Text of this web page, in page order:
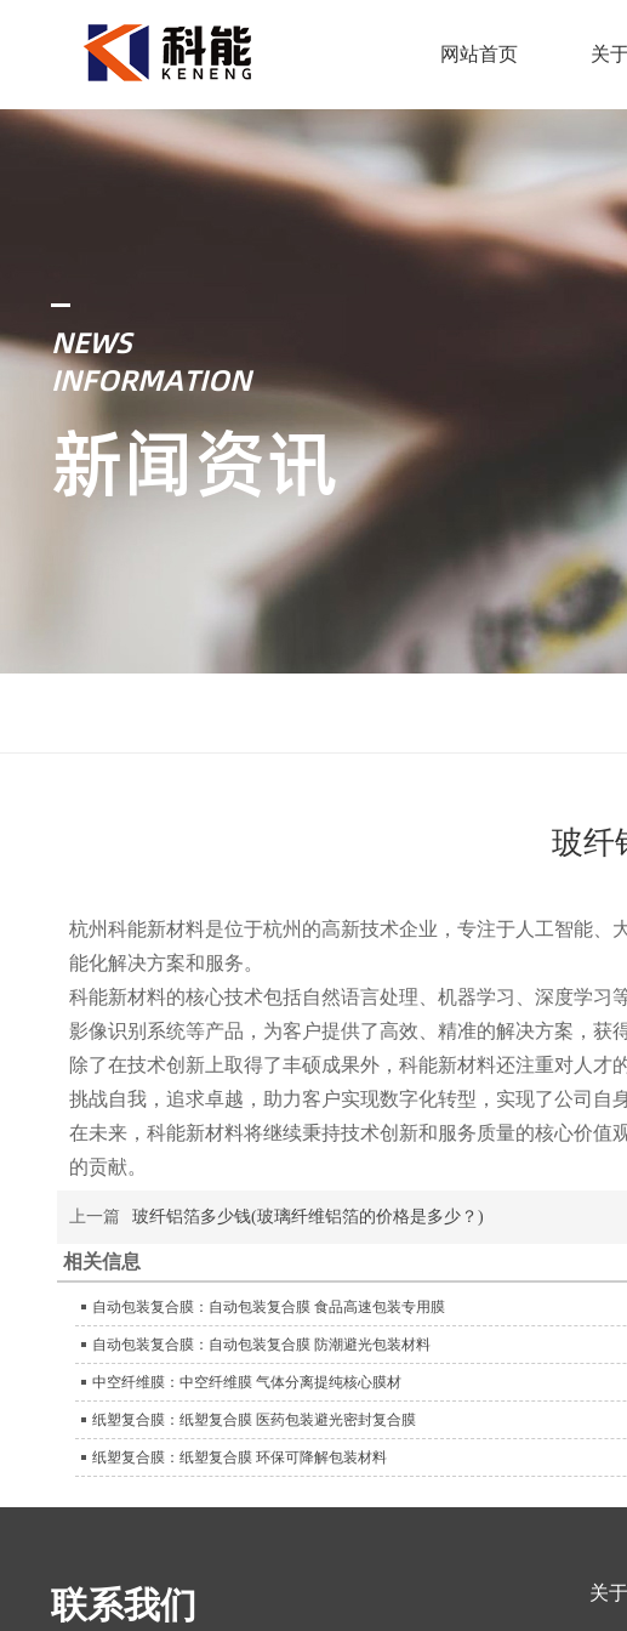
网站首页 关
NEWS
INFORMATION
新闻资讯
玻纤
杭州科能新材料是位于杭州的高新技术企业，专注于人工智能
能化解决方案和服务。
科能新材料的核心技术包括自然语言处理、机器学习、深度学
影像识别系统等产品，为客户提供了高效、精准的解决方案，获
除了在技术创新上取得了丰硕成果外，科能新材料还注重对人
挑战自我，追求卓越，助力客户实现数字化转型，实现了公司自
在未来，科能新材料将继续秉持技术创新和服务质量的核心价
的贡献。
上一篇 玻纤铝箔多少钱(玻璃纤维铝箔的价格是多少？)
相关信息
自动包装复合膜：自动包装复合膜 食品高速包装专用膜
自动包装复合膜：自动包装复合膜 防潮避光包装材料
中空纤维膜：中空纤维膜 气体分离提纯核心膜材
纸塑复合膜：纸塑复合膜 医药包装避光密封复合膜
纸塑复合膜：纸塑复合膜 环保可降解包装材料
关
联系我们